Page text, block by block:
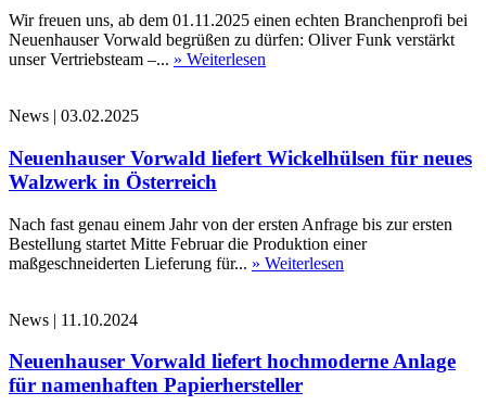
Wir freuen uns, ab dem 01.11.2025 einen echten Branchenprofi bei
Neuenhauser Vorwald begrüßen zu dürfen: Oliver Funk verstärkt
unser Vertriebsteam –... » Weiterlesen
News | 03.02.2025
Neuenhauser Vorwald liefert Wickelhülsen für neues
Walzwerk in Österreich
Nach fast genau einem Jahr von der ersten Anfrage bis zur ersten
Bestellung startet Mitte Februar die Produktion einer
maßgeschneiderten Lieferung für... » Weiterlesen
News | 11.10.2024
Neuenhauser Vorwald liefert hochmoderne Anlage
für namenhaften Papierhersteller